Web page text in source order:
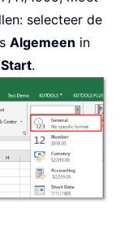
selecteer de
Algemeen in
Start.